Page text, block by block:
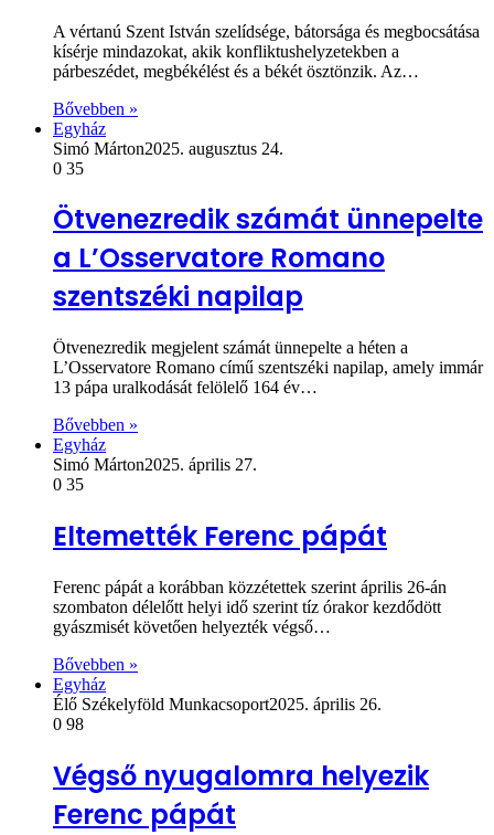
A vértanú Szent István szelídsége, bátorsága és megbocsátása
kísérje mindazokat, akik konfliktushelyzetekben a
párbeszédet, megbékélést és a békét ösztönzik. Az…
Bővebben »
Egyház
Simó Márton2025. augusztus 24.
0 35
Ötvenezredik számát ünnepelte
a L’Osservatore Romano
szentszéki napilap
Ötvenezredik megjelent számát ünnepelte a héten a
L’Osservatore Romano című szentszéki napilap, amely immár
13 pápa uralkodását felölelő 164 év…
Bővebben »
Egyház
Simó Márton2025. április 27.
0 35
Eltemették Ferenc pápát
Ferenc pápát a korábban közzétettek szerint április 26-án
szombaton délelőtt helyi idő szerint tíz órakor kezdődött
gyászmisét követően helyezték végső…
Bővebben »
Egyház
Élő Székelyföld Munkacsoport2025. április 26.
0 98
Végső nyugalomra helyezik
Ferenc pápát